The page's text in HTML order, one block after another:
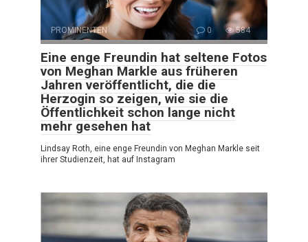
PROMINENTEN 0 584
Eine enge Freundin hat seltene Fotos
von Meghan Markle aus früheren
Jahren veröffentlicht, die die
Herzogin so zeigen, wie sie die
Öffentlichkeit schon lange nicht
mehr gesehen hat
Lindsay Roth, eine enge Freundin von Meghan Markle seit
ihrer Studienzeit, hat auf Instagram